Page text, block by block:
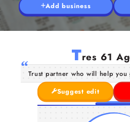
Add business
Tres 61
Trust partner who will help
Suggest edit